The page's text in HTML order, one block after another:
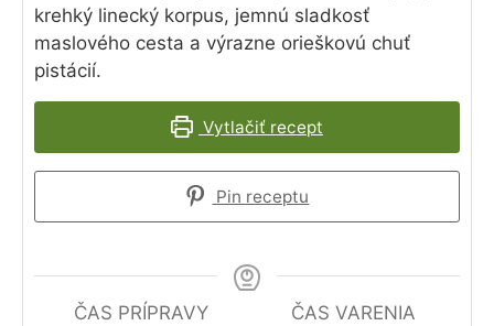
krehký linecký korpus, jemnú sladkosť
maslového cesta a výrazne orieškovú chuť
pistácií.
Vytlačiť recept
Pin receptu
ČAS PRÍPRAVY
ČAS VARENIA